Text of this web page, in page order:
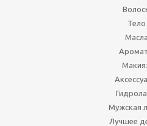
Тело
Масла
Мужская
Лучшее